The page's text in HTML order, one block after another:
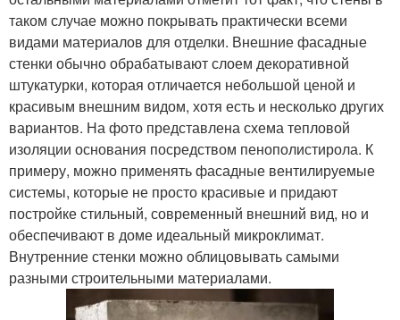
таком случае можно покрывать практически всеми
видами материалов для отделки. Внешние фасадные
стенки обычно обрабатывают слоем декоративной
штукатурки, которая отличается небольшой ценой и
красивым внешним видом, хотя есть и несколько других
вариантов. На фото представлена схема тепловой
изоляции основания посредством пенополистирола. К
примеру, можно применять фасадные вентилируемые
системы, которые не просто красивые и придают
постройке стильный, современный внешний вид, но и
обеспечивают в доме идеальный микроклимат.
Внутренние стенки можно облицовывать самыми
разными строительными материалами.